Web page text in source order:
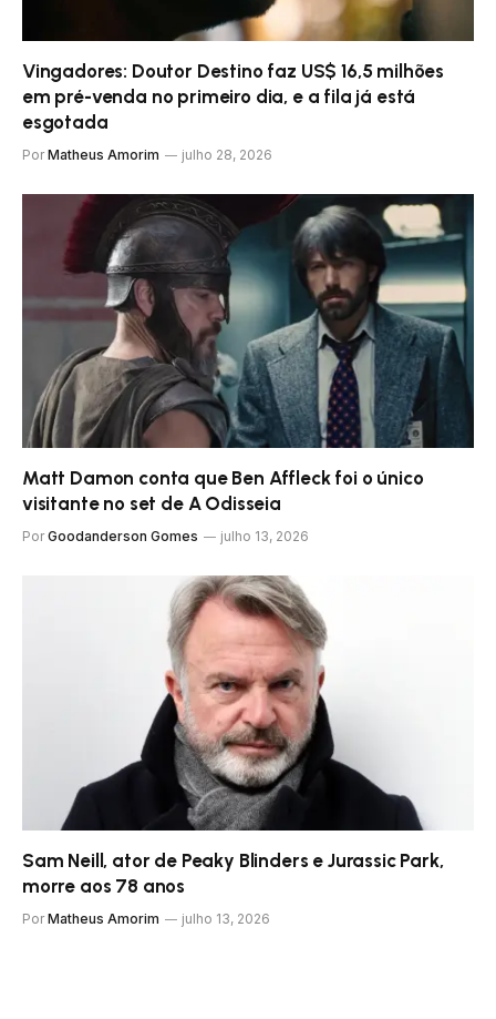
Vingadores: Doutor Destino faz US$ 16,5 milhões
em pré-venda no primeiro dia, e a fila já está
esgotada
Por Matheus Amorim julho 28, 2026
Matt Damon conta que Ben Affleck foi o único
visitante no set de A Odisseia
Por Goodanderson Gomes julho 13, 2026
Sam Neill, ator de Peaky Blinders e Jurassic Park,
morre aos 78 anos
Por Matheus Amorim julho 13, 2026